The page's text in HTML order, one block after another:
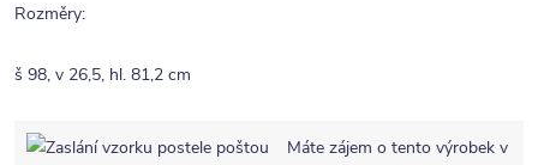
Rozměry:
š 98, v 26,5, hl. 81,2 cm
Máte zájem o tento výrobek v